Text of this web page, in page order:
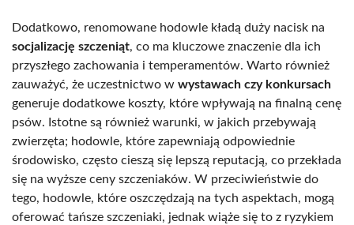
Dodatkowo, renomowane hodowle kładą duży nacisk na
socjalizację szczeniąt, co ma kluczowe znaczenie dla ich
przyszłego zachowania i temperamentów. Warto również
zauważyć, że uczestnictwo w wystawach czy konkursach
generuje dodatkowe koszty, które wpływają na finalną cenę
psów. Istotne są również warunki, w jakich przebywają
zwierzęta; hodowle, które zapewniają odpowiednie
środowisko, często cieszą się lepszą reputacją, co przekłada
się na wyższe ceny szczeniaków. W przeciwieństwie do
tego, hodowle, które oszczędzają na tych aspektach, mogą
oferować tańsze szczeniaki, jednak wiąże się to z ryzykiem